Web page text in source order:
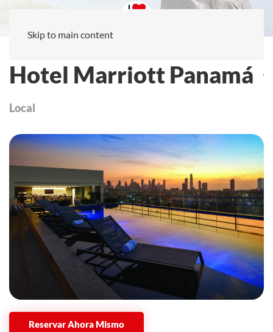
Skip to main content
Hotel Marriott Panamá
Local
Reservar Ahora Mismo